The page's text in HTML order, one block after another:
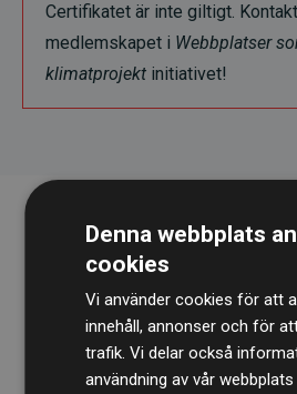
Certifikatet är inte giltigt.
medlemskapet i Webbplatser
klimatprojekt initiativet!
RevisionsbyrånBDOgranskar
Denna webbplats
cookies
Vi använder cookies för att
innehåll, annonser och för
trafik. Vi delar också
användning av vår